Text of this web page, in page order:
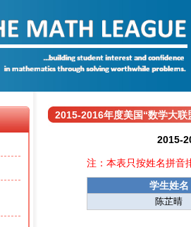
2015-2016年度美国“数学大
2015-
注：本表只按姓名拼音
学生姓名
陈芷晴